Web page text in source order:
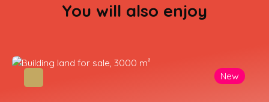
You will also enjoy
New